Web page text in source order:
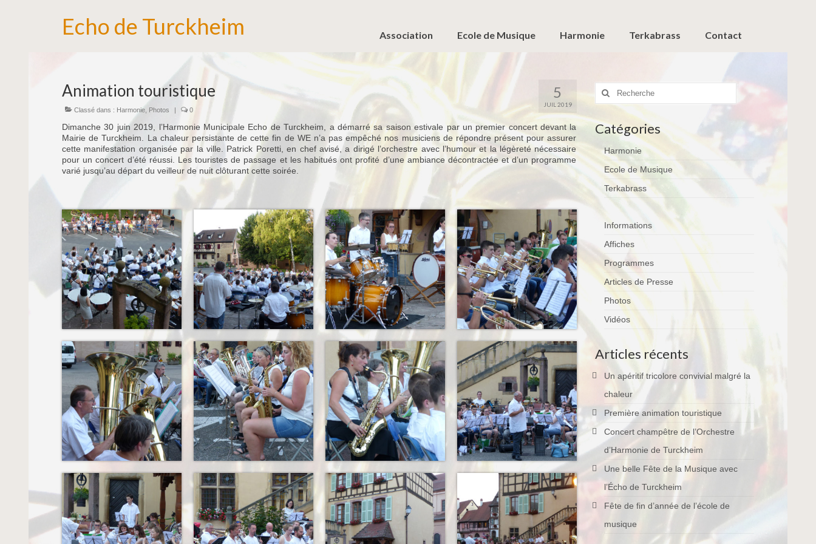
Echo de Turckheim Association Ecole de Musique Harmonie Terkabrass Contact
5
JUIL 2019
Animation touristique
Classé dans : Harmonie Photos | 0
Dimanche 30 juin 2019, l’Harmonie Municipale Echo de Turckheim, a démarré sa saison estivale par un premier concert devant la
Mairie de Turckheim. La chaleur persistante de cette fin de WE n’a pas empêché nos musiciens de répondre présent pour assurer
cette manifestation organisée par la ville. Patrick Poretti, en chef avisé, a dirigé l’orchestre avec l’humour et la légèreté nécessaire
pour un concert d’été réussi. Les touristes de passage et les habitués ont profité d’une ambiance décontractée et d’un programme
varié jusqu’au départ du veilleur de nuit clôturant cette soirée.
Rechercher
Catégories
Harmonie
Ecole de Musique
Terkabrass
Informations
Affiches
Programmes
Articles de Presse
Photos
Vidéos
Articles récents
Un apéritif tricolore convivial malgré la
chaleur
Première animation touristique
Concert champêtre de l’Orchestre
d’Harmonie de Turckheim
Une belle Fête de la Musique avec
l’Écho de Turckheim
Fête de fin d’année de l’école de
musique